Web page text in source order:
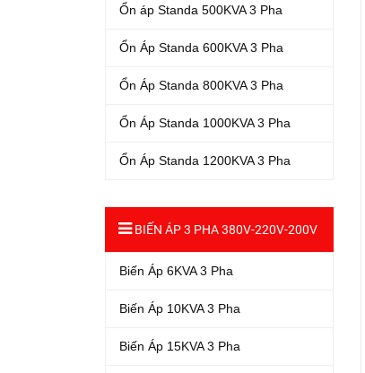
Ổn áp Standa 500KVA 3 Pha
Ổn Áp Standa 600KVA 3 Pha
Ổn Áp Standa 800KVA 3 Pha
Ổn Áp Standa 1000KVA 3 Pha
Ổn Áp Standa 1200KVA 3 Pha
BIẾN ÁP 3 PHA 380V-220V-200V
Biến Áp 6KVA 3 Pha
Biến Áp 10KVA 3 Pha
Biến Áp 15KVA 3 Pha